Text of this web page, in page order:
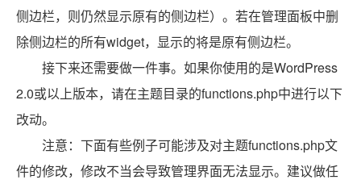
侧边栏，则仍然显示原有的侧边栏）。若在管理面板中删
除侧边栏的所有widget，显示的将是原有侧边栏。
接下来还需要做一件事。如果你使用的是WordPress
2.0或以上版本，请在主题目录的functions.php中进行以下
改动。
注意：下面有些例子可能涉及对主题functions.php文
件的修改，修改不当会导致管理界面无法显示。建议做任